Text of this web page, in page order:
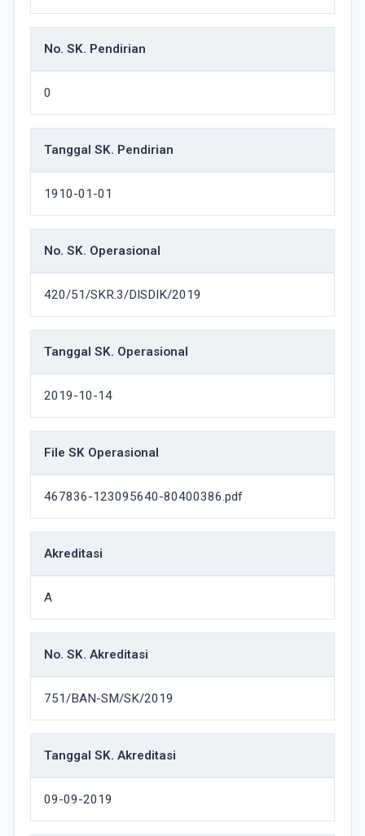
No. SK. Pendirian
0
Tanggal SK. Pendirian
1910-01-01
No. SK. Operasional
420/51/SKR.3/DISDIK/2019
Tanggal SK. Operasional
2019-10-14
File SK Operasional
467836-123095640-80400386.pdf
Akreditasi
A
No. SK. Akreditasi
751/BAN-SM/SK/2019
Tanggal SK. Akreditasi
09-09-2019